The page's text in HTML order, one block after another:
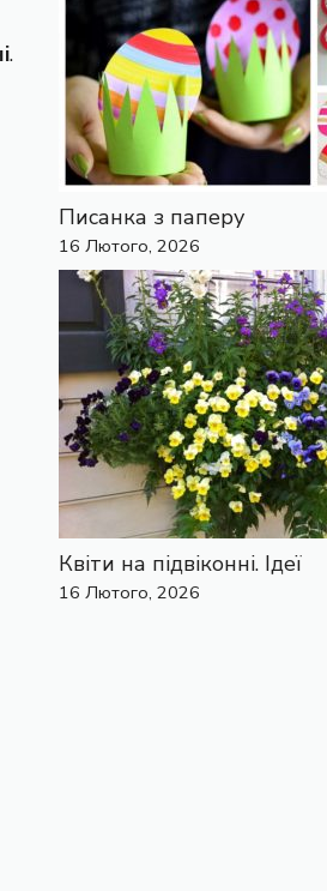
.
Писанка з паперу
16 Лютого, 2026
Квіти на підвіконні. Ідеї
16 Лютого, 2026